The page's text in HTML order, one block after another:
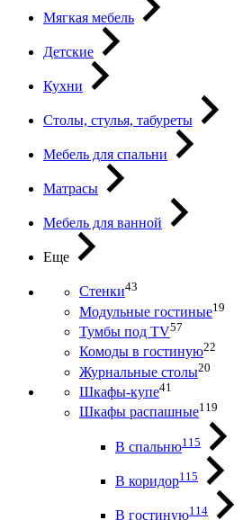
Мягкая мебель
Детские
Кухни
Столы, стулья, табуреты
Мебель для спальни
Матрасы
Мебель для ванной
Еще
Стенки43
Модульные гостиные19
Тумбы под ТV57
Комоды в гостиную22
Журнальные столы20
Шкафы-купе41
Шкафы распашные119
В спальню115
В коридор115
В гостиную114